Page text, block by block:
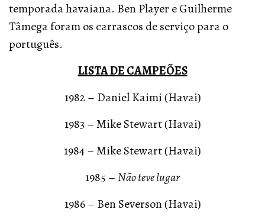
temporada havaiana. Ben Player e Guilherme
Tâmega foram os carrascos de serviço para o
português.
LISTA DE CAMPEÕES
1982 – Daniel Kaimi (Havai)
1983 – Mike Stewart (Havai)
1984 – Mike Stewart (Havai)
1985 –Não teve lugar
1986 – Ben Severson (Havai)